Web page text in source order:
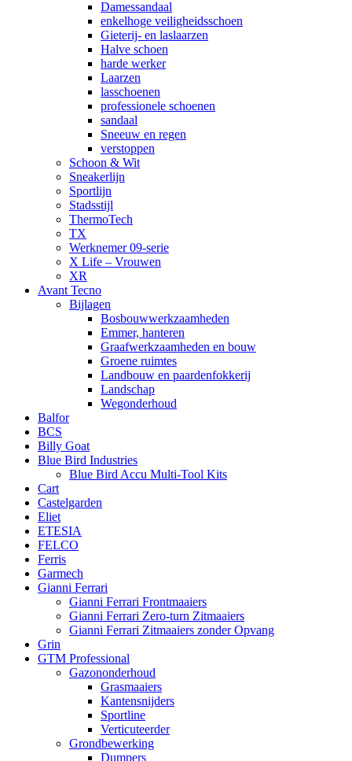
Damessandaal
enkelhoge veiligheidsschoen
Gieterij- en laslaarzen
Halve schoen
harde werker
Laarzen
lasschoenen
professionele schoenen
sandaal
Sneeuw en regen
verstoppen
Schoon & Wit
Sneakerlijn
Sportlijn
Stadsstijl
ThermoTech
TX
Werknemer 09-serie
X Life – Vrouwen
XR
Avant Tecno
Bijlagen
Bosbouwwerkzaamheden
Emmer, hanteren
Graafwerkzaamheden en bouw
Groene ruimtes
Landbouw en paardenfokkerij
Landschap
Wegonderhoud
Balfor
BCS
Billy Goat
Blue Bird Industries
Blue Bird Accu Multi-Tool Kits
Cart
Castelgarden
Eliet
ETESIA
FELCO
Ferris
Garmech
Gianni Ferrari
Gianni Ferrari Frontmaaiers
Gianni Ferrari Zero-turn Zitmaaiers
Gianni Ferrari Zitmaaiers zonder Opvang
Grin
GTM Professional
Gazononderhoud
Grasmaaiers
Kantensnijders
Sportline
Verticuteerder
Grondbewerking
Dumpers